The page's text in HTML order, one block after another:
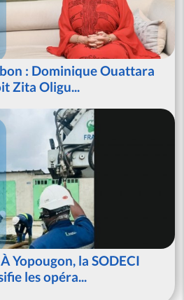
: Dominique Ouattara
Zita Oligu...
Yopougon, la SODECI
les opéra...